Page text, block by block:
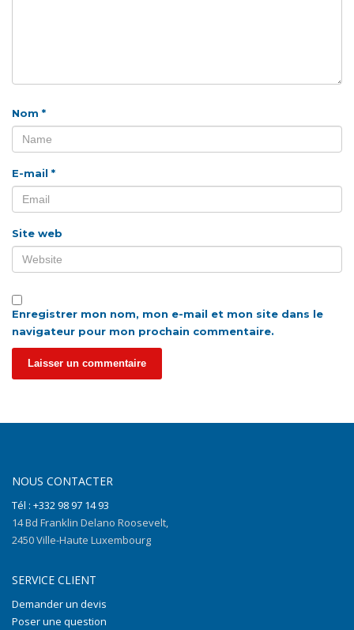
Nom *
E-mail *
Site web
Enregistrer mon nom, mon e-mail et mon site dans le
navigateur pour mon prochain commentaire.
NOUS CONTACTER
Tél : +332 98 97 14 93
14 Bd Franklin Delano Roosevelt,
2450 Ville-Haute Luxembourg
SERVICE CLIENT
Demander un devis
Poser une question